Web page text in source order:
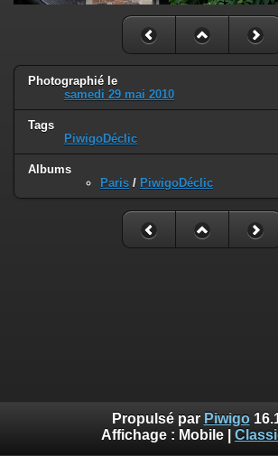
Photographié le
samedi 29 mai 2010
Tags
PiwigoDéclic
Albums
Paris / PiwigoDéclic
Propulsé par Piwigo
Affichage : Mobile